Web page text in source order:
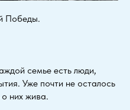
Победы.
семье есть люди,
Уже почти не осталось
о них жива.